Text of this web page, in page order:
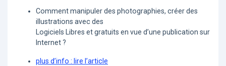
Comment manipuler des photographies, créer des
illustrations avec des
Logiciels Libres et gratuits en vue d’une publication sur
Internet ?
plus d’info : lire l’article